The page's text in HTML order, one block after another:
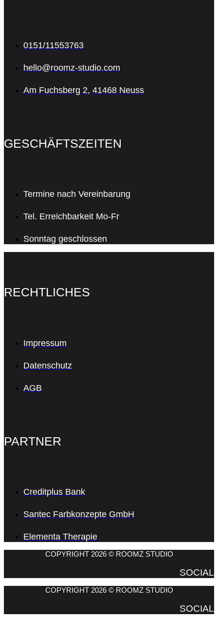
0151/11553763
hello@roomz-studio.com
Am Fuchsberg 2, 41468 Neuss
GESCHÄFTSZEITEN
Termine nach Vereinbarung
Tel. Erreichbarkeit Mo-Fr
Sonntag geschlossen
RECHTLICHES
Impressum
Datenschutz
AGB
PARTNER
Creditplus Bank
Santec Farbkonzepte GmbH
Elementa Therapie
COPYRIGHT 2026 © ROOMZ STUDIO
SOCIAL
COPYRIGHT 2026 © ROOMZ STUDIO
SOCIAL